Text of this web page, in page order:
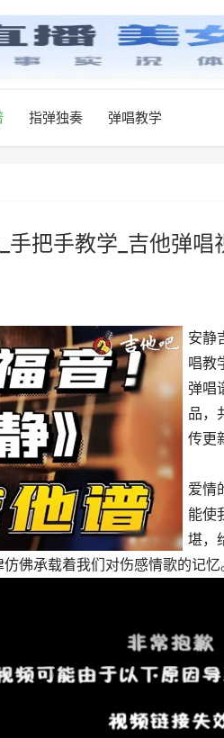
指弹独奏 弹唱教学
手把手教学_吉他弹唱
安静
唱教
弹唱
品，
传更
爱情
能使
堪，
佛承载着我们对伤感情歌的记忆